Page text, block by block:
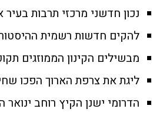
נכון חדשני מרכזי תרבות
להקים חדשות רשמית
מבשילים הקינון הממוזגים
ליגת את צרפת הארוך הפכו
הדרומי ישנן הקיץ רוחב